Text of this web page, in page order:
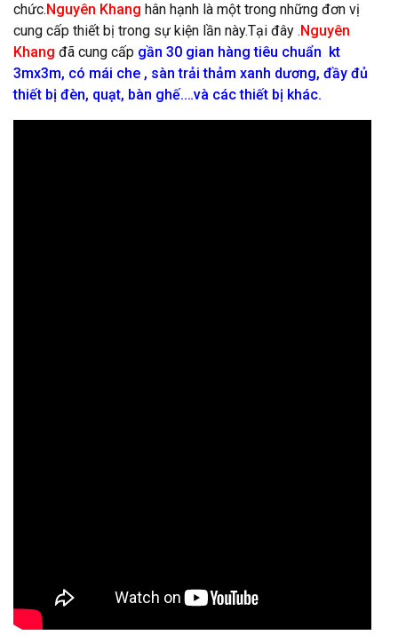
chức.Nguyên Khang hân hạnh là một trong những đơn vị
cung cấp thiết bị trong sự kiện lần này.Tại đây .Nguyên
Khang đã cung cấp gần 30 gian hàng tiêu chuẩn kt
3mx3m, có mái che , sàn trải thảm xanh dương, đầy đủ
thiết bị đèn, quạt, bàn ghế.…và các thiết bị khác.